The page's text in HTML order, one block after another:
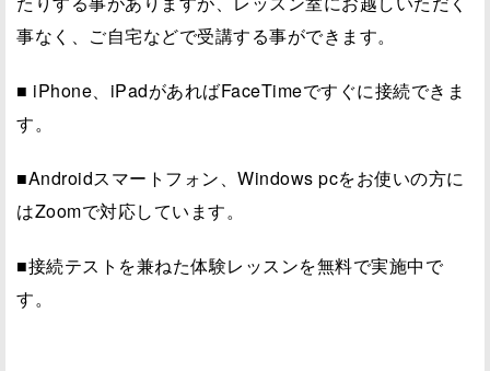
事なく、ご自宅などで受講する事ができます。
■ iPhone、iPadがあればFaceTimeですぐに接続できま
す。
■Androidスマートフォン、Windows pcをお使いの方に
はZoomで対応しています。
■接続テストを兼ねた体験レッスンを無料で実施中で
す。